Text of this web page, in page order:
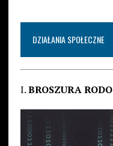
DZIAŁANIA SPOŁECZNE
I.BROSZURA RODO